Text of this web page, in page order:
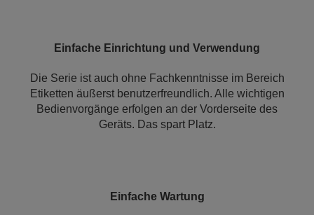
Einfache Einrichtung und Verwendung
Die Serie ist auch ohne Fachkenntnisse im Bereich
Etiketten äußerst benutzerfreundlich. Alle wichtigen
Bedienvorgänge erfolgen an der Vorderseite des
Geräts. Das spart Platz.
Einfache Wartung